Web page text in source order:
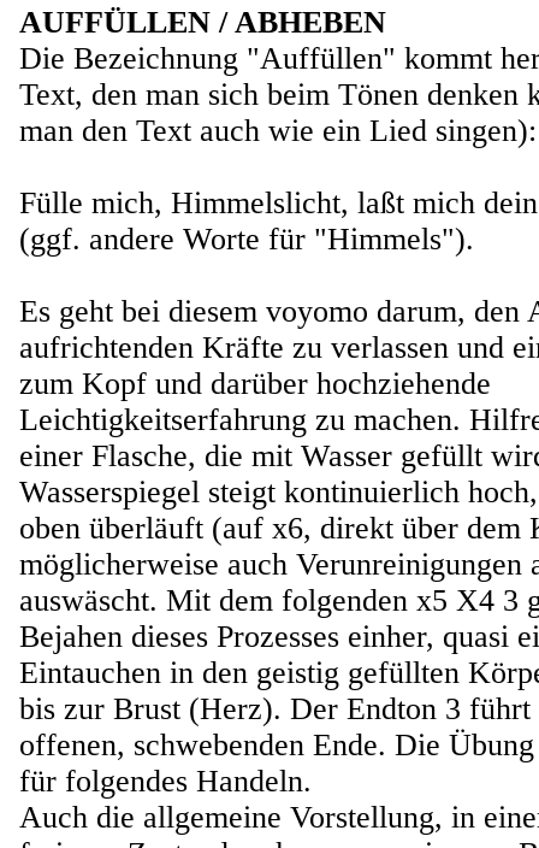
AUFFÜLLEN / ABHEBEN
Die Bezeichnung "Auffüllen" kommt
Text, den man sich beim Tönen denken
man den Text auch wie ein Lied singen):
Fülle mich, Himmelslicht, laßt mich
(ggf. andere Worte für "Himmels").
Es geht bei diesem voyomo darum, den
aufrichtenden Kräfte zu verlassen und
zum Kopf und darüber hochziehende
Leichtigkeitserfahrung zu machen.
einer Flasche, die mit Wasser gefüllt
Wasserspiegel steigt kontinuierlich
oben überläuft (auf x6, direkt über dem
möglicherweise auch Verunreinigungen
auswäscht. Mit dem folgenden x5 X4 3
Bejahen dieses Prozesses einher, quasi
Eintauchen in den geistig gefüllten
bis zur Brust (Herz). Der Endton 3 führt
offenen, schwebenden Ende. Die
für folgendes Handeln.
Auch die allgemeine Vorstellung, in